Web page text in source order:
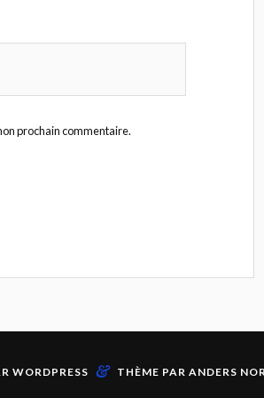
prochain commentaire.
WORDPRESS & THÈME PAR ANDERS